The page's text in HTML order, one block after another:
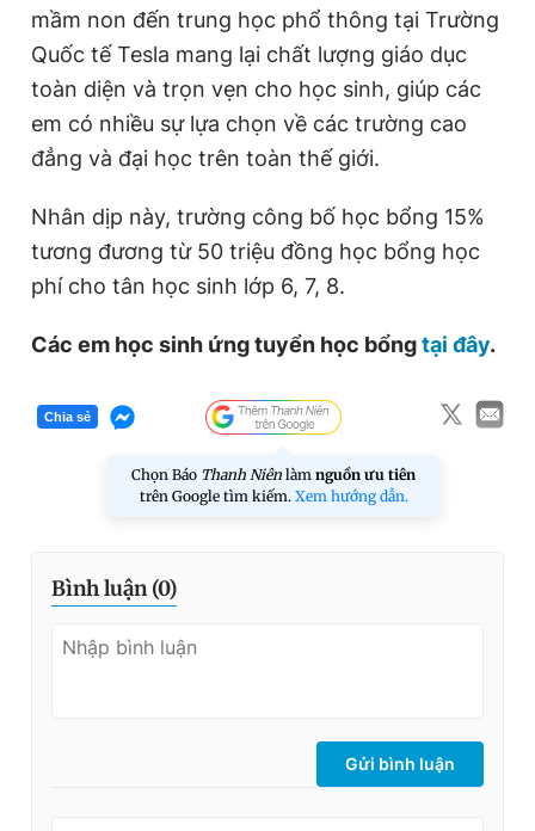
mầm non đến trung học phổ thông tại Trường
Quốc tế Tesla mang lại chất lượng giáo dục
toàn diện và trọn vẹn cho học sinh, giúp các
em có nhiều sự lựa chọn về các trường cao
đẳng và đại học trên toàn thế giới.
Nhân dịp này, trường công bố học bổng 15%
tương đương từ 50 triệu đồng học bổng học
phí cho tân học sinh lớp 6, 7, 8.
Các em học sinh ứng tuyển học bổngtại đây.
Chia sẻ
Chọn Báo Thanh Niên làm nguồn ưu tiên
trên Google tìm kiếm. Xem hướng dẫn.
Bình luận (0)
Gửi bình luận